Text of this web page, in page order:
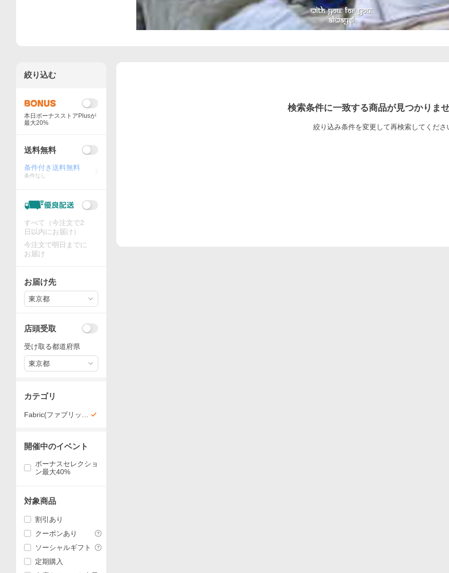
検索条件に一致する商品が見つかりま
絞り込み条件を変更して再検索してくださ
絞り込む
本日ボーナスストアPlusが
最大20%
送料無料
条件付き送料無料
条件なし
すべて（今注文で2
日以内にお届け）
今注文で明日までに
お届け
お届け先
東京都
店頭受取
受け取る都道府県
東京都
カテゴリ
Fabric(ファブリッ
開催中のイベント
ボーナスセレクショ
ン最大40%
対象商品
割引あり
クーポンあり
ソーシャルギフト
定期購入